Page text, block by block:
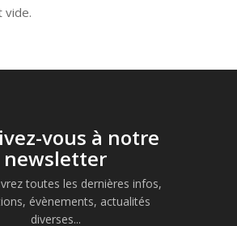
vide.
vous à notre
newsletter
toutes les dernières infos,
évènements, actualités
diverses...